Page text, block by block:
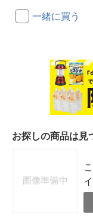
一緒に買う
お探しの商品は見